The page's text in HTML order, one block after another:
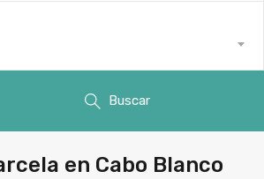
Buscar
en Cabo Blanco